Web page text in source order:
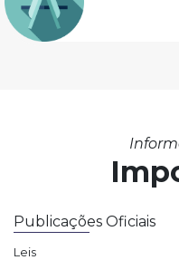
Publicações Oficiais
Leis